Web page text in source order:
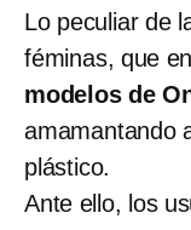
Lo peculiar de
féminas, que
modelos de
amamantando
plástico.
Ante ello, los